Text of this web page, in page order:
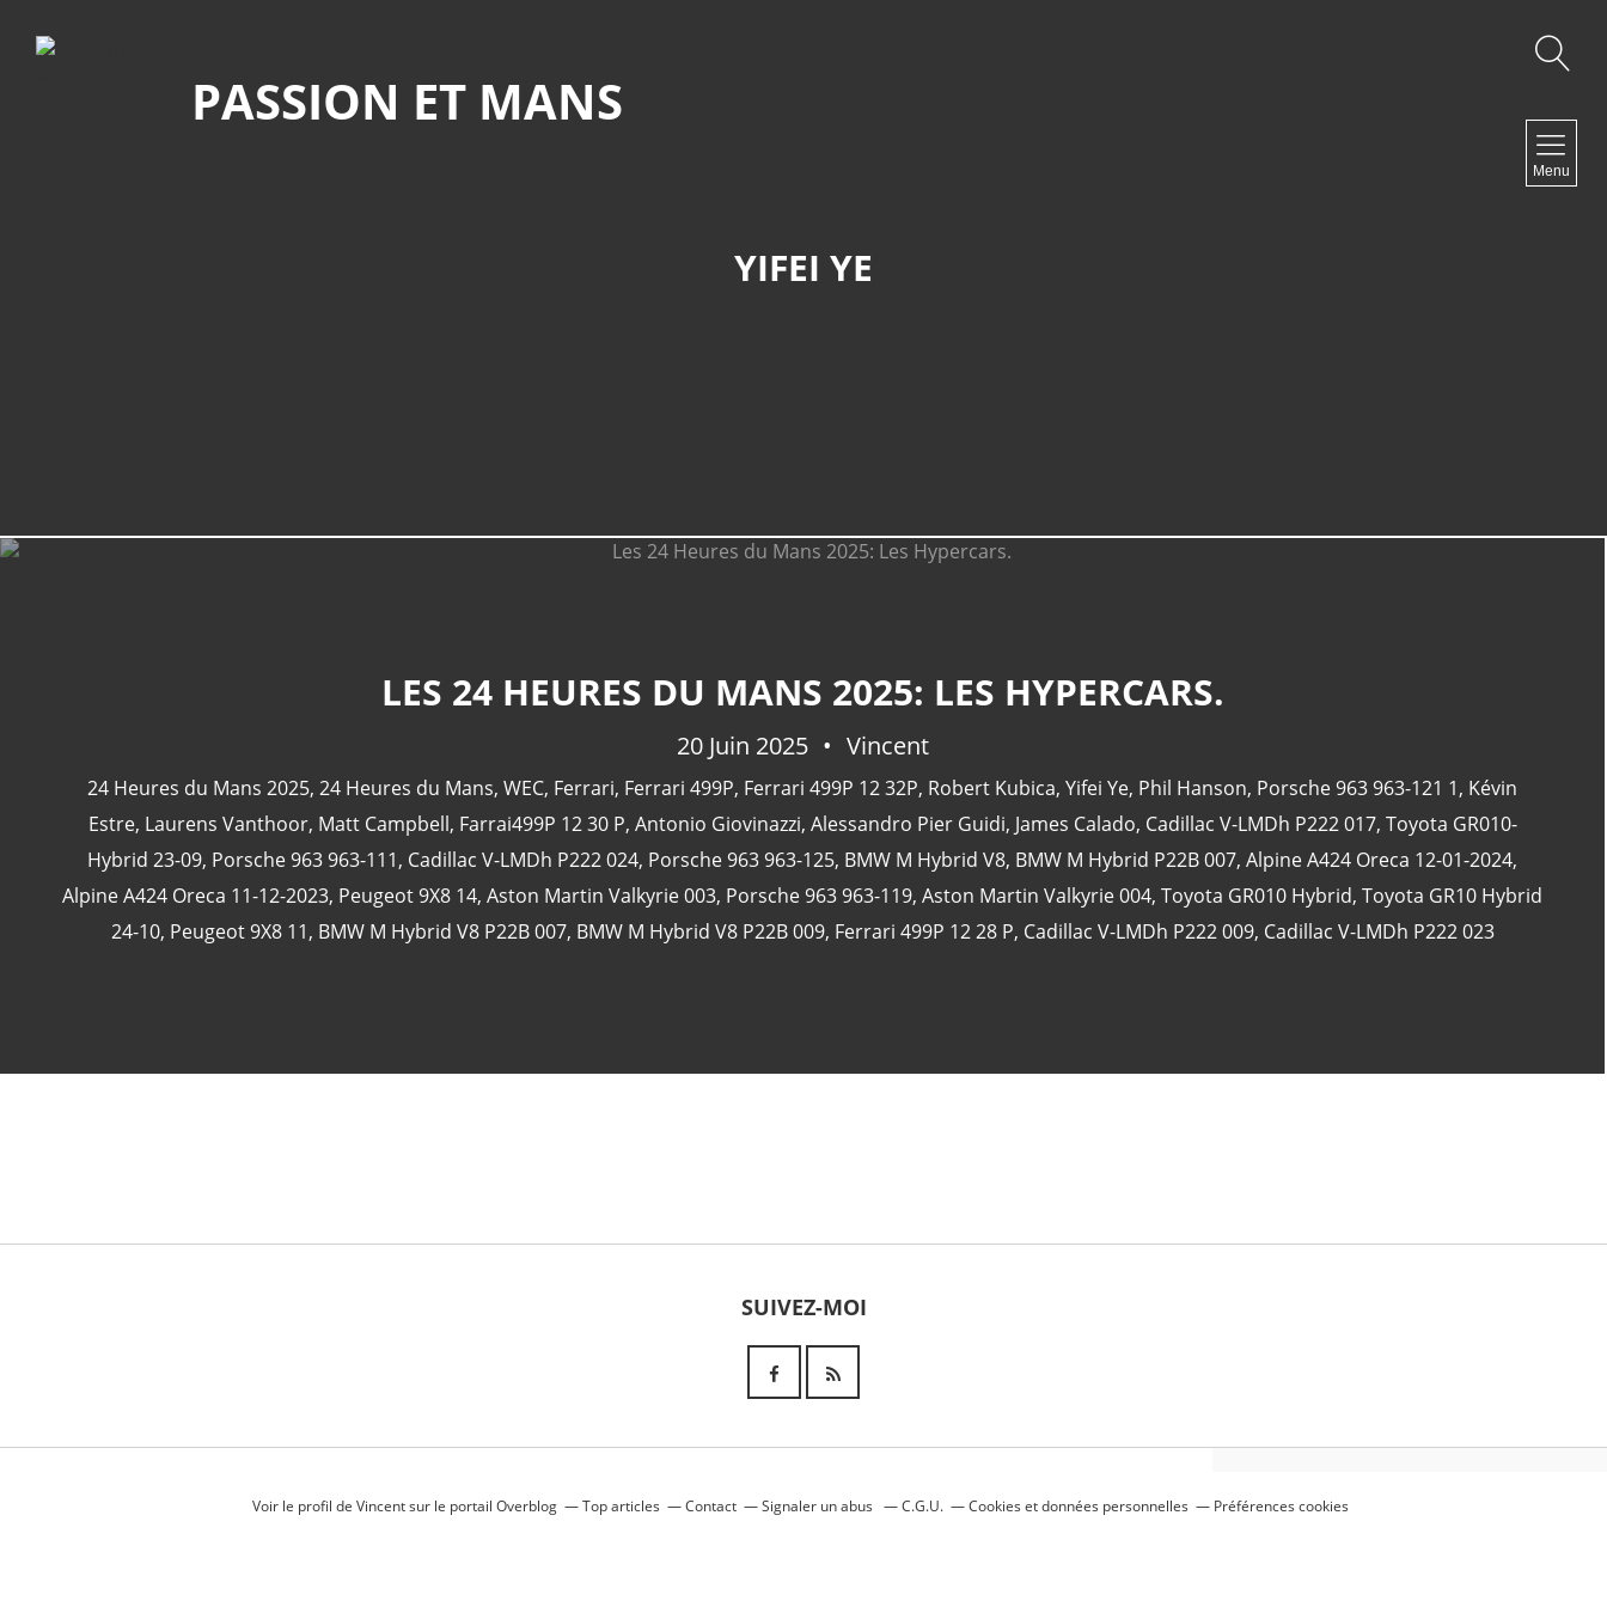
PASSION ET MANS
Menu
YIFEI YE
LES 24 HEURES DU MANS 2025: LES HYPERCARS.
20 Juin 2025 Vincent
24 Heures du Mans 2025, 24 Heures du Mans, WEC, Ferrari, Ferrari 499P, Ferrari 499P 12 32P, Robert Kubica, Yifei Ye, Phil Hanson, Porsche 963 963-121 1, Kévin
Estre, Laurens Vanthoor, Matt Campbell, Farrai499P 12 30 P, Antonio Giovinazzi, Alessandro Pier Guidi, James Calado, Cadillac V-LMDh P222 017, Toyota GR010-
Hybrid 23-09, Porsche 963 963-111, Cadillac V-LMDh P222 024, Porsche 963 963-125, BMW M Hybrid V8, BMW M Hybrid P22B 007, Alpine A424 Oreca 12-01-2024,
Alpine A424 Oreca 11-12-2023, Peugeot 9X8 14, Aston Martin Valkyrie 003, Porsche 963 963-119, Aston Martin Valkyrie 004, Toyota GR010 Hybrid, Toyota GR10 Hybrid
24-10, Peugeot 9X8 11, BMW M Hybrid V8 P22B 007, BMW M Hybrid V8 P22B 009, Ferrari 499P 12 28 P, Cadillac V-LMDh P222 009, Cadillac V-LMDh P222 023
SUIVEZ-MOI
24 Heures Du Mans 1967
Artcar
Voir le profil de Vincentsur le portail Overblog Top articles Contact Signaler un abus C.G.U. Cookies et données personnelles Préférences cookies